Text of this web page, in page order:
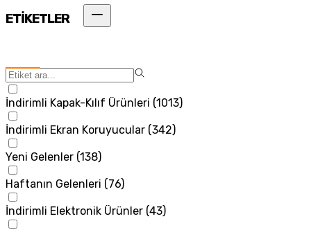
ETİKETLER
İndirimli Kapak-Kılıf Ürünleri (1013)
İndirimli Ekran Koruyucular (342)
Yeni Gelenler (138)
Haftanın Gelenleri (76)
İndirimli Elektronik Ürünler (43)